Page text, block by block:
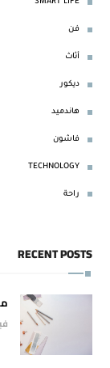
فن
أثاث
ديكور
هاندميد
فاشون
TECHNOLOGY
راحة
RECENT POSTS